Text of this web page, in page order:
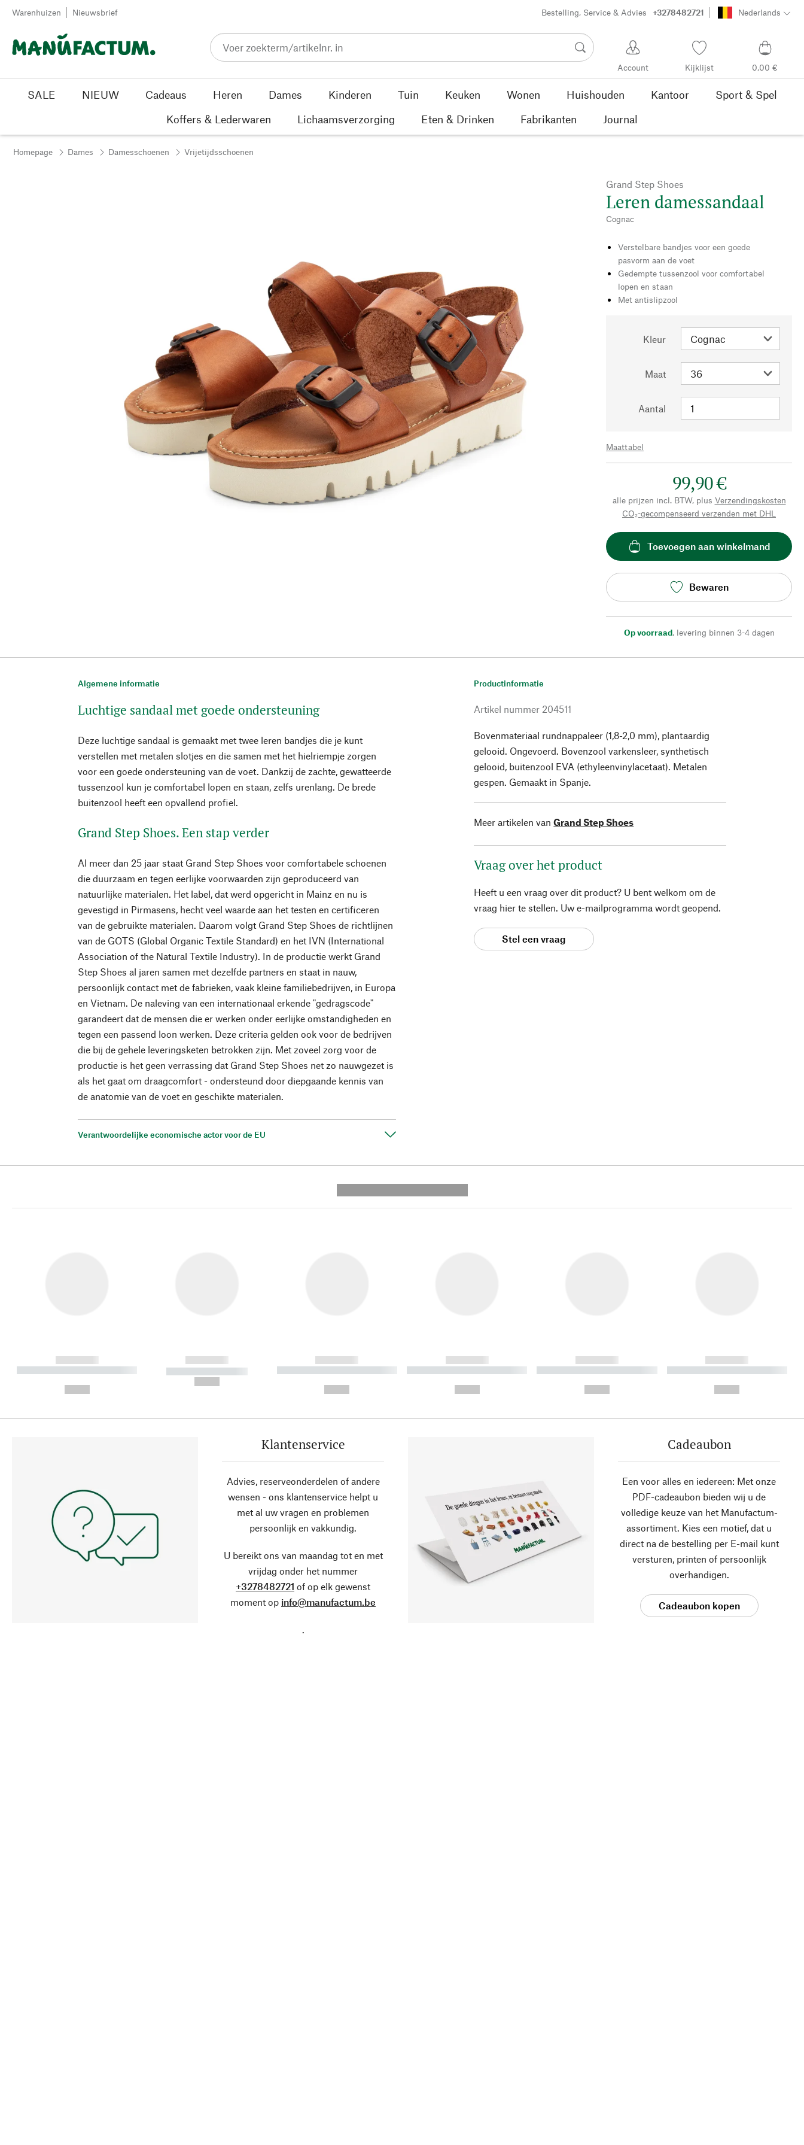
Passer au contenu
Warenhuizen Nieuwsbrief Bestelling, Service & Advies +3278482721 Nederlands
Account Kijklijst 0,00 €
SALE NIEUW Cadeaus Heren Dames Kinderen Tuin Keuken Wonen Huishouden Kantoor
Sport & Spel
Koffers & Lederwaren
Lichaamsverzorging Eten & Drinken Fabrikanten Journal
Homepage Dames Damesschoenen Vrijetijdsschoenen
Grand Step Shoes
Leren damessandaal
Cognac
Verstelbare bandjes voor een goede
pasvorm aan de voet
Gedempte tussenzool voor comfortabel
lopen en staan
Met antislipzool
Kleur
Maat
Aantal
Maattabel
99,90 €
alle prijzen incl. BTW, plus Verzendingskosten
CO₂-gecompenseerd verzenden met DHL
Toevoegen aan winkelmand
Bewaren
Op voorraad, levering binnen 3-4 dagen
Algemene informatie
Luchtige sandaal met goede ondersteuning
Deze luchtige sandaal is gemaakt met twee leren bandjes die je kunt
verstellen met metalen slotjes en die samen met het hielriempje zorgen
voor een goede ondersteuning van de voet. Dankzij de zachte, gewatteerde
tussenzool kun je comfortabel lopen en staan, zelfs urenlang. De brede
buitenzool heeft een opvallend profiel.
Grand Step Shoes. Een stap verder
Al meer dan 25 jaar staat Grand Step Shoes voor comfortabele schoenen
die duurzaam en tegen eerlijke voorwaarden zijn geproduceerd van
natuurlijke materialen. Het label, dat werd opgericht in Mainz en nu is
gevestigd in Pirmasens, hecht veel waarde aan het testen en certificeren
van de gebruikte materialen. Daarom volgt Grand Step Shoes de richtlijnen
van de GOTS (Global Organic Textile Standard) en het IVN (International
Association of the Natural Textile Industry). In de productie werkt Grand
Step Shoes al jaren samen met dezelfde partners en staat in nauw,
persoonlijk contact met de fabrieken, vaak kleine familiebedrijven, in Europa
en Vietnam. De naleving van een internationaal erkende "gedragscode"
garandeert dat de mensen die er werken onder eerlijke omstandigheden en
tegen een passend loon werken. Deze criteria gelden ook voor de bedrijven
die bij de gehele leveringsketen betrokken zijn. Met zoveel zorg voor de
productie is het geen verrassing dat Grand Step Shoes net zo nauwgezet is
als het gaat om draagcomfort - ondersteund door diepgaande kennis van
de anatomie van de voet en geschikte materialen.
Verantwoordelijke economische actor voor de EU
Productinformatie
Artikel nummer 204511
Bovenmateriaal rundnappaleer (1,8-2,0 mm), plantaardig
gelooid. Ongevoerd. Bovenzool varkensleer, synthetisch
gelooid, buitenzool EVA (ethyleenvinylacetaat). Metalen
gespen. Gemaakt in Spanje.
Meer artikelen van Grand Step Shoes
Vraag over het product
Heeft u een vraag over dit product? U bent welkom om de
vraag hier te stellen. Uw e-mailprogramma wordt geopend.
Stel een vraag
------------
----------- ----------- ----------
------------
----------- -----------
------------
----------- ----------- ----------
------------
----------- ----------- ----------
------------
----------- ----------- ----------
------------
----------- ----------- ----------
Klantenservice
Advies, reserveonderdelen of andere
wensen - ons klantenservice helpt u
met al uw vragen en problemen
persoonlijk en vakkundig.
U bereikt ons van maandag tot en met
vrijdag onder het nummer
+3278482721 of op elk gewenst
moment op info@manufactum.be
.
Cadeaubon
Een voor alles en iedereen: Met onze
PDF-cadeaubon bieden wij u de
volledige keuze van het Manufactum-
assortiment. Kies een motief, dat u
direct na de bestelling per E-mail kunt
versturen, printen of persoonlijk
overhandigen.
Cadeaubon kopen